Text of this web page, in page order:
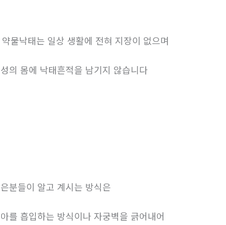
물낙태는 일상 생활에 전혀 지장이 없으며
의 몸에 낙태흔적을 남기지 않습니다
분들이 알고 계시는 방식은
를 흡입하는 방식이나 자궁벽을 긁어내어